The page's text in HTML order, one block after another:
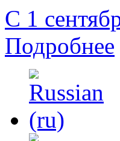
С 1
Подробнее